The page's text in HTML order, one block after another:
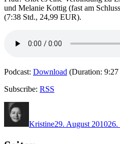
und Melanie Kottig (fast am
(7:38 Std., 24,99 EUR).
Podcast: Download (Duration:
Subscribe: RSS
Kristine29. August 201026.